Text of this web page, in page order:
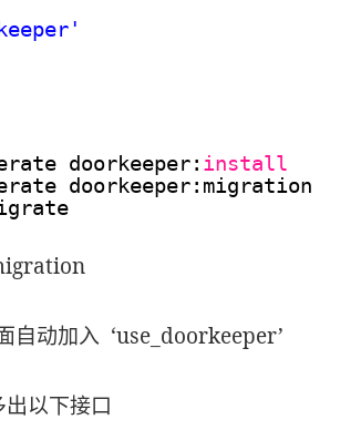
doorkeeper: install
doorkeeper:migration
自动加入 ‘use_doorkeeper’
以下接口